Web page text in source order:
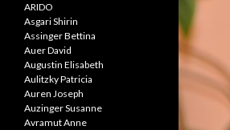
ARIDO
Asgari Shirin
Assinger Bettina
Auer David
Augustin Elisabeth
Aulitzky Patricia
Auren Joseph
Auzinger Susanne
Avramut Anne